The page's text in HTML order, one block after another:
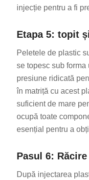
injecție pentru a fi
Etapa 5: topit
Peletele de plastic
se topesc sub
presiune ridicată
în matriță cu acest
suficient de mare
ocupă toate
esențial pentru a
Pasul 6:
După injectarea